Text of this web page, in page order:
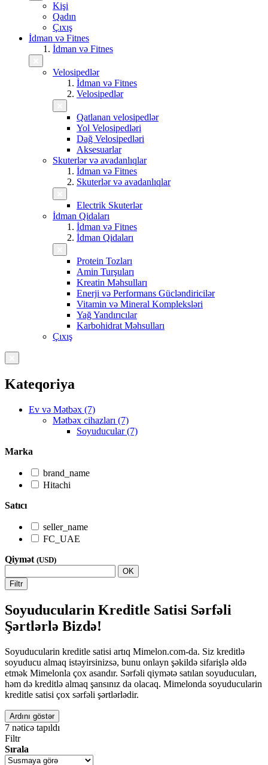
Kişi
Qadın
Çıxış
İdman və Fitnes
İdman və Fitnes
Velosipedlər
İdman və Fitnes
Velosipedlər
Qatlanan velosipedlər
Yol Velosipedləri
Dağ Velosipedləri
Aksesuarlar
Skuterlər və avadanlıqlar
İdman və Fitnes
Skuterlər və avadanlıqlar
Electrik Skuterlər
İdman Qidaları
İdman və Fitnes
İdman Qidaları
Protein Tozları
Amin Turşuları
Kreatin Məhsulları
Enerji və Performans Gücləndiricilər
Vitamin və Mineral Kompleksləri
Yağ Yandırıcılar
Karbohidrat Məhsulları
Çıxış
Kateqoriya
Ev və Mətbəx (7)
Mətbəx cihazları (7)
Soyuducular (7)
Marka
brand_name
Hitachi
Satıcı
seller_name
FC_UAE
Qiymət (USD)
OK
Filtr
Soyuducularin Kreditle Satisi Sərfəli
Şərtlərlə Bizdə!
Soyuducularin kreditle satisi artıq Mimelon.com-da. Siz kreditlə
soyuducu almaq istəyirsinizsə, bunu onlayn şəkildə sifarişlə əldə
etmək Mimelonla çox asandır. Sərfəli qiymətə satılan soyuducuları,
həm də kreditlə almaq şansınız da olacaq. Mimelonda soyuducularin
kreditle satisi çox sərfəli şərtlərlədir.
Ardını göstər
7 nəticə tapıldı
Filtr
Sırala